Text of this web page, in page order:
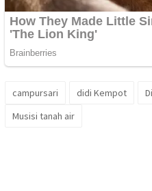
campursari didi Kempot
Musisi tanah air